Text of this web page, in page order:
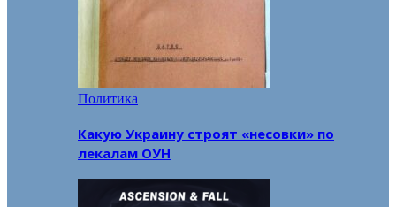
Политика
Какую Украину строят «несовки» по
лекалам ОУН